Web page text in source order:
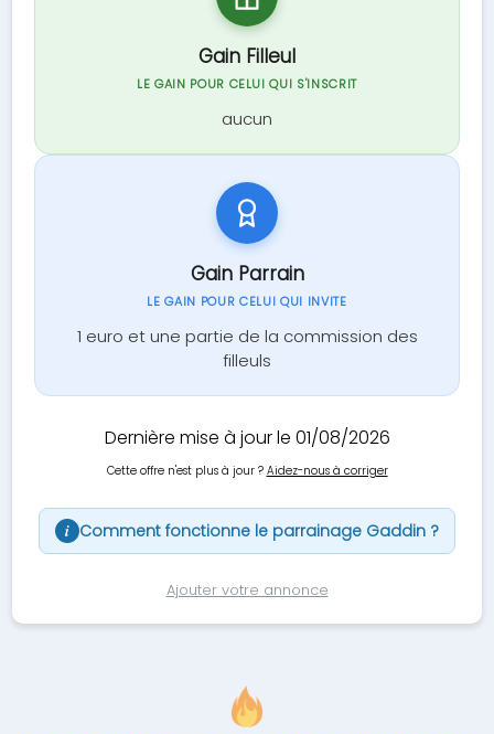
Gain Filleul
LE GAIN POUR CELUI QUI S'INSCRIT
aucun
Gain Parrain
LE GAIN POUR CELUI QUI INVITE
1 euro et une partie de la commission des
filleuls
Dernière mise à jour le 01/08/2026
Cette offre n'est plus à jour ? Aidez-nous à corriger
i Comment fonctionne le parrainage Gaddin ?
Ajouter votre annonce